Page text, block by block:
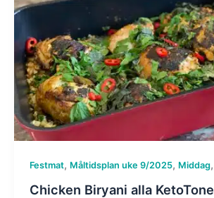
Festmat, Måltidsplan uke 9/2025, Middag,
Chicken Biryani alla KetoTone